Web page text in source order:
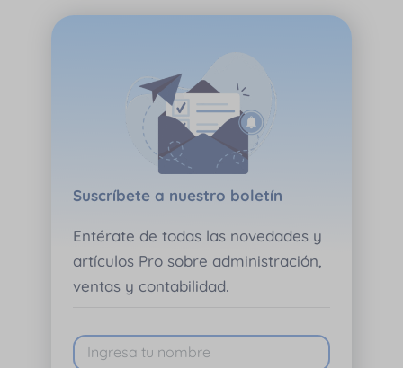
Suscríbete a nuestro boletín
Entérate de todas las novedades y
artículos Pro sobre administración,
ventas y contabilidad.